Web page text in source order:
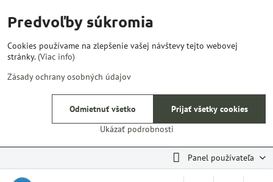
Panel používateľa
Predvoľby súkromia
Cookies používame na zlepšenie vašej návštevy tejto webovej
stránky.(Viac info)
Zásady ochrany osobných údajov
Ukázať podrobnosti
Prijať všetky cookies
Odmietnuť všetko